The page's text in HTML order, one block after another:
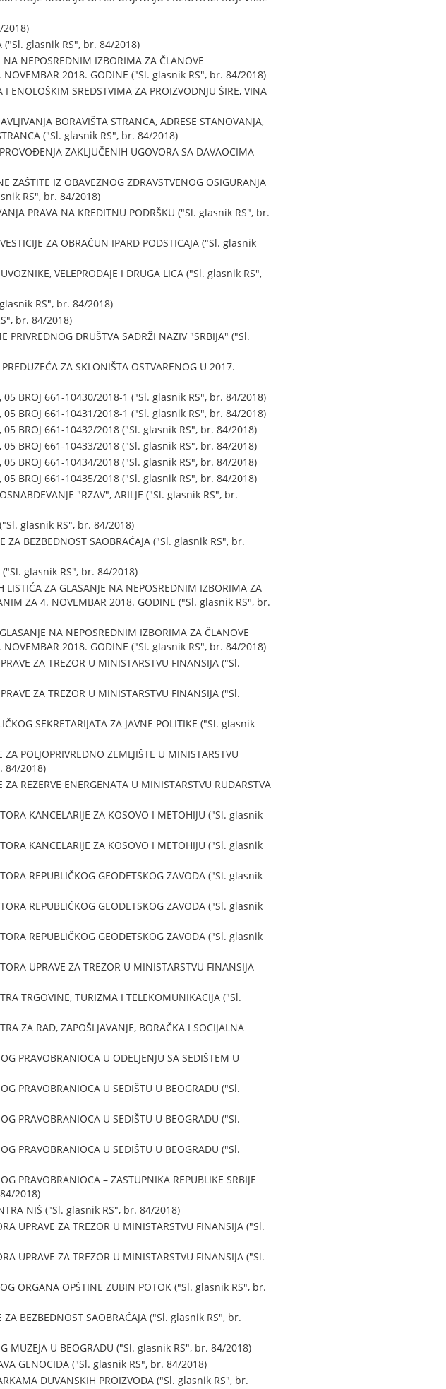
2018)
("Sl. glasnik RS", br. 84/2018)
NEPOSREDNIM IZBORIMA ZA ČLANOVE
NOVEMBAR 2018. GODINE ("Sl. glasnik RS", br. 84/2018)
SREDSTVIMA ZA PROIZVODNJU ŠIRE, VINA
BORAVIŠTA STRANCA, ADRESE STANOVANJA,
("Sl. glasnik RS", br. 84/2018)
ZAKLJUČENIH UGOVORA SA DAVAOCIMA
ZAŠTITE IZ OBAVEZNOG ZDRAVSTVENOG OSIGURANJA
RS", br. 84/2018)
PRAVA NA KREDITNU PODRŠKU ("Sl. glasnik RS", br.
ZA OBRAČUN IPARD PODSTICAJA ("Sl. glasnik
VELEPRODAJE I DRUGA LICA ("Sl. glasnik RS",
glasnik RS", br. 84/2018)
br. 84/2018)
PRIVREDNOG DRUŠTVA SADRŽI NAZIV "SRBIJA" ("Sl.
ZA SKLONIŠTA OSTVARENOG U 2017.
05 BROJ 661-10430/2018-1 ("Sl. glasnik RS", br. 84/2018)
05 BROJ 661-10431/2018-1 ("Sl. glasnik RS", br. 84/2018)
05 BROJ 661-10432/2018 ("Sl. glasnik RS", br. 84/2018)
05 BROJ 661-10433/2018 ("Sl. glasnik RS", br. 84/2018)
05 BROJ 661-10434/2018 ("Sl. glasnik RS", br. 84/2018)
05 BROJ 661-10435/2018 ("Sl. glasnik RS", br. 84/2018)
"RZAV", ARILJE ("Sl. glasnik RS", br.
("Sl. glasnik RS", br. 84/2018)
ZA BEZBEDNOST SAOBRAĆAJA ("Sl. glasnik RS", br.
("Sl. glasnik RS", br. 84/2018)
LISTIĆA ZA GLASANJE NA NEPOSREDNIM IZBORIMA ZA
ZA 4. NOVEMBAR 2018. GODINE ("Sl. glasnik RS", br.
NA NEPOSREDNIM IZBORIMA ZA ČLANOVE
NOVEMBAR 2018. GODINE ("Sl. glasnik RS", br. 84/2018)
ZA TREZOR U MINISTARSTVU FINANSIJA ("Sl.
ZA TREZOR U MINISTARSTVU FINANSIJA ("Sl.
SEKRETARIJATA ZA JAVNE POLITIKE ("Sl. glasnik
POLJOPRIVREDNO ZEMLJIŠTE U MINISTARSTVU
84/2018)
REZERVE ENERGENATA U MINISTARSTVU RUDARSTVA
KANCELARIJE ZA KOSOVO I METOHIJU ("Sl. glasnik
KANCELARIJE ZA KOSOVO I METOHIJU ("Sl. glasnik
REPUBLIČKOG GEODETSKOG ZAVODA ("Sl. glasnik
REPUBLIČKOG GEODETSKOG ZAVODA ("Sl. glasnik
REPUBLIČKOG GEODETSKOG ZAVODA ("Sl. glasnik
UPRAVE ZA TREZOR U MINISTARSTVU FINANSIJA
TRGOVINE, TURIZMA I TELEKOMUNIKACIJA ("Sl.
ZA RAD, ZAPOŠLJAVANJE, BORAČKA I SOCIJALNA
PRAVOBRANIOCA U ODELJENJU SA SEDIŠTEM U
PRAVOBRANIOCA U SEDIŠTU U BEOGRADU ("Sl.
PRAVOBRANIOCA U SEDIŠTU U BEOGRADU ("Sl.
PRAVOBRANIOCA U SEDIŠTU U BEOGRADU ("Sl.
PRAVOBRANIOCA – ZASTUPNIKA REPUBLIKE SRBIJE
2018)
NIŠ ("Sl. glasnik RS", br. 84/2018)
UPRAVE ZA TREZOR U MINISTARSTVU FINANSIJA ("Sl.
UPRAVE ZA TREZOR U MINISTARSTVU FINANSIJA ("Sl.
ORGANA OPŠTINE ZUBIN POTOK ("Sl. glasnik RS", br.
ZA BEZBEDNOST SAOBRAĆAJA ("Sl. glasnik RS", br.
MUZEJA U BEOGRADU ("Sl. glasnik RS", br. 84/2018)
GENOCIDA ("Sl. glasnik RS", br. 84/2018)
DUVANSKIH PROIZVODA ("Sl. glasnik RS", br.